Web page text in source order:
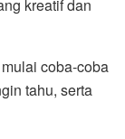
kreatif dan
coba-coba
tahu, serta